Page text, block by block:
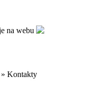
na webu
» Kontakty